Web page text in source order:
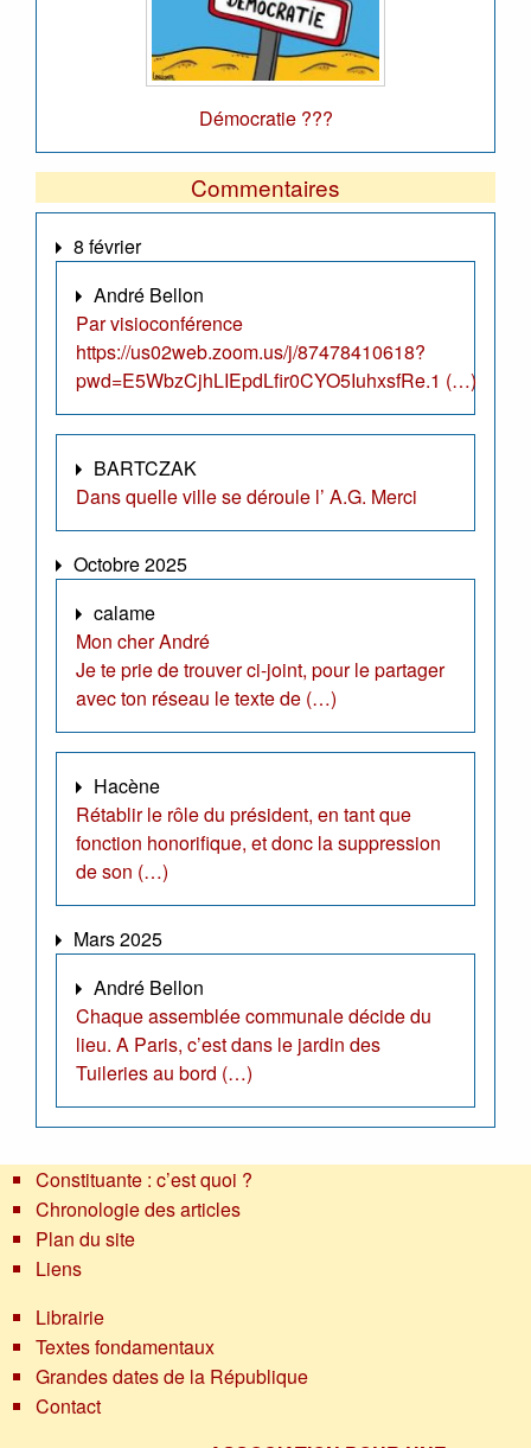
Démocratie ???
Commentaires
8 février
André Bellon
Par visioconférence
https://us02web.zoom.us/j/87478410618?
pwd=E5WbzCjhLIEpdLfir0CYO5IuhxsfRe.1 (…)
BARTCZAK
Dans quelle ville se déroule l’ A.G. Merci
Octobre 2025
calame
Mon cher André
Je te prie de trouver ci-joint, pour le partager
avec ton réseau le texte de (…)
Hacène
Rétablir le rôle du président, en tant que
fonction honorifique, et donc la suppression
de son (…)
Mars 2025
André Bellon
Chaque assemblée communale décide du
lieu. A Paris, c’est dans le jardin des
Tuileries au bord (…)
Constituante : c’est quoi ?
Chronologie des articles
Plan du site
Liens
Librairie
Textes fondamentaux
Grandes dates de la République
Contact